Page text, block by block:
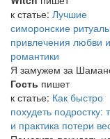
к статье: Лучшие
симоронские
привлечения любви и
романтики
Я замужем за
Гость пишет
к статье: Как быстро
похудеть подростку:
и практика потери